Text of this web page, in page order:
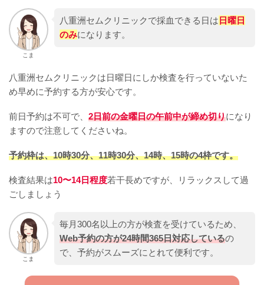
こま
八重洲セムクリニックで採血できる日は 日曜日
のみになります。
八重洲セムクリニックは日曜日にしか検査を行っていないた
め早めに予約する方が安心です。
前日予約は不可で、 2日前の金曜日の午前中が締め切りになり
ますので注意してくださいね。
予約枠は、10時30分、11時30分、14時、15時の4枠です。
検査結果は10〜14日程度若干長めですが、リラックスして過
ごしましょう
こま
毎月300名以上の方が検査を受けているため、
Web予約の方が24時間365日対応しているの
で、予約がスムーズにとれて便利です。